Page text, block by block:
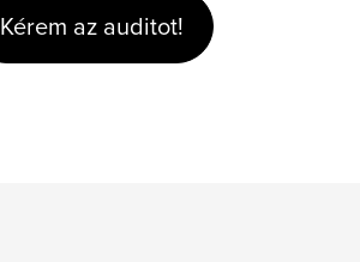
Kérem az auditot!